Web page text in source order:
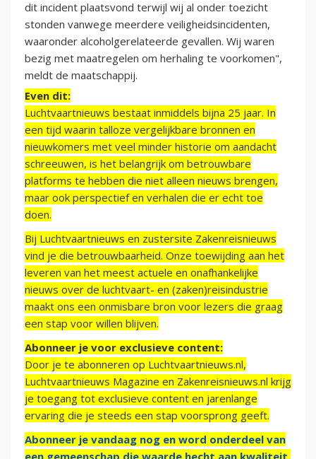
dit incident plaatsvond terwijl wij al onder toezicht
stonden vanwege meerdere veiligheidsincidenten,
waaronder alcoholgerelateerde gevallen. Wij waren
bezig met maatregelen om herhaling te voorkomen",
meldt de maatschappij.
Even dit:
Luchtvaartnieuws bestaat inmiddels bijna 25 jaar. In
een tijd waarin talloze vergelijkbare bronnen en
nieuwkomers met veel minder historie om aandacht
schreeuwen, is het belangrijk om betrouwbare
platforms te hebben die niet alleen nieuws brengen,
maar ook perspectief en verhalen die er echt toe
doen.
Bij Luchtvaartnieuws en zustersite Zakenreisnieuws
vind je die betrouwbaarheid. Onze toewijding aan het
leveren van het meest actuele en onafhankelijke
nieuws over de luchtvaart- en (zaken)reisindustrie
maakt ons een onmisbare bron voor lezers die graag
een stap voor willen blijven.
Abonneer je voor exclusieve content:
Door je te abonneren op Luchtvaartnieuws.nl,
Luchtvaartnieuws Magazine en Zakenreisnieuws.nl krijg
je toegang tot exclusieve content en jarenlange
ervaring die je steeds een stap voorsprong geeft.
Abonneer je vandaag nog en word onderdeel van